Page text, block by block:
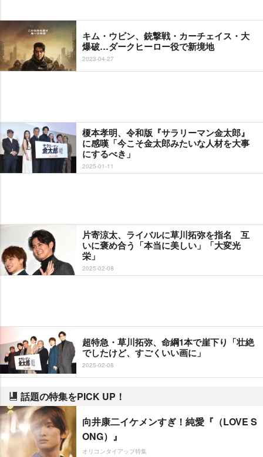
キム・ウビン、銃撃戦・カーチェイス・大
爆破…ダークヒーロー役で新境地
2023-04-27
榎本孝明、令和版『サラリーマン金太郎』
に感嘆「今こそ金太郎みたいな人材を大事
にするべき」
2025-01-11
片寄涼太、ライバルに草川拓弥を指名 互
いに褒め合う「本当に美しい」「大変光
栄」
2025-02-08
超特急・草川拓弥、命綱1本で崖下り「壮絶
でしたけど、すごくいい画に」
2025-02-08
話題の特集をPICK UP！
向井康二イケメンすぎ！純愛『（LOVE S
ONG）』
オリコンタイアップ特集